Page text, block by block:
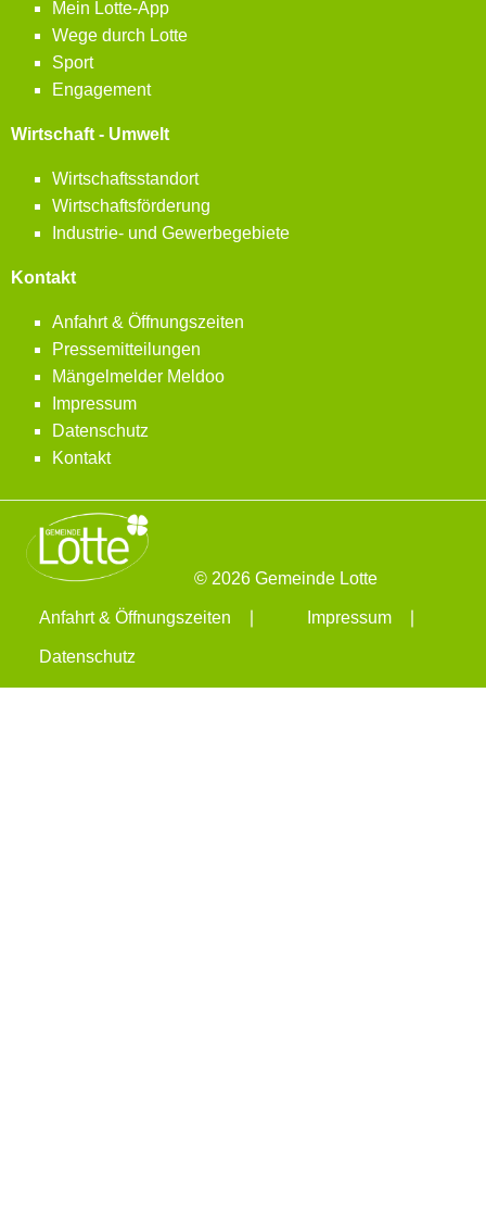
Mein Lotte-App
Wege durch Lotte
Sport
Engagement
Wirtschaft - Umwelt
Wirtschaftsstandort
Wirtschaftsförderung
Industrie- und Gewerbegebiete
Kontakt
Anfahrt & Öffnungszeiten
Pressemitteilungen
Mängelmelder Meldoo
Impressum
Datenschutz
Kontakt
© 2026 Gemeinde Lotte
Anfahrt & Öffnungszeiten Impressum
Datenschutz